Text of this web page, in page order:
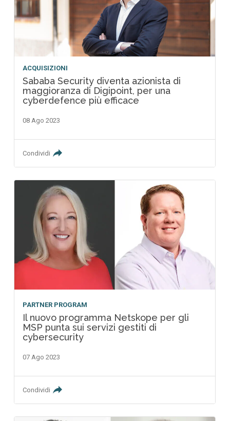
ACQUISIZIONI
Sababa Security diventa azionista di
maggioranza di Digipoint, per una
cyberdefence più efficace
08 Ago 2023
Condividi
PARTNER PROGRAM
Il nuovo programma Netskope per gli
MSP punta sui servizi gestiti di
cybersecurity
07 Ago 2023
Condividi